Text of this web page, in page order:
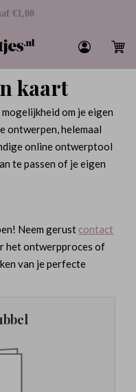
kaart
om je eigen
ontwerpen, helemaal
online ontwerptool
te passen of je eigen
Neem gerust contact
het ontwerpproces of
van je perfecte